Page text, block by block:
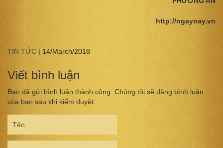
http://ngaynay.vn
TIN TỨC | 14/March/2018
Viết bình luận
Bạn đã gửi bình luận thành công. Chúng tôi sẽ đăng bình luận
của bạn sau khi kiểm duyệt.